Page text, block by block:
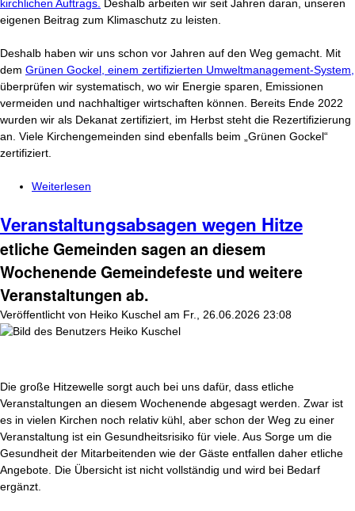
kirchlichen Auftrags.
Deshalb arbeiten wir seit Jahren daran, unseren
eigenen Beitrag zum Klimaschutz zu leisten.
Deshalb haben wir uns schon vor Jahren auf den Weg gemacht. Mit
dem Grünen Gockel, einem zertifizierten Umweltmanagement-System,
überprüfen wir systematisch, wo wir Energie sparen, Emissionen
vermeiden und nachhaltiger wirtschaften können. Bereits Ende 2022
wurden wir als Dekanat zertifiziert, im Herbst steht die Rezertifizierung
an. Viele Kirchengemeinden sind ebenfalls beim „Grünen Gockel“
zertifiziert.
Weiterlesen
Veranstaltungsabsagen wegen Hitze
etliche Gemeinden sagen an diesem
Wochenende Gemeindefeste und weitere
Veranstaltungen ab.
Veröffentlicht von Heiko Kuschel am Fr., 26.06.2026 23:08
Die große Hitzewelle sorgt auch bei uns dafür, dass etliche
Veranstaltungen an diesem Wochenende abgesagt werden. Zwar ist
es in vielen Kirchen noch relativ kühl, aber schon der Weg zu einer
Veranstaltung ist ein Gesundheitsrisiko für viele. Aus Sorge um die
Gesundheit der Mitarbeitenden wie der Gäste entfallen daher etliche
Angebote. Die Übersicht ist nicht vollständig und wird bei Bedarf
ergänzt.